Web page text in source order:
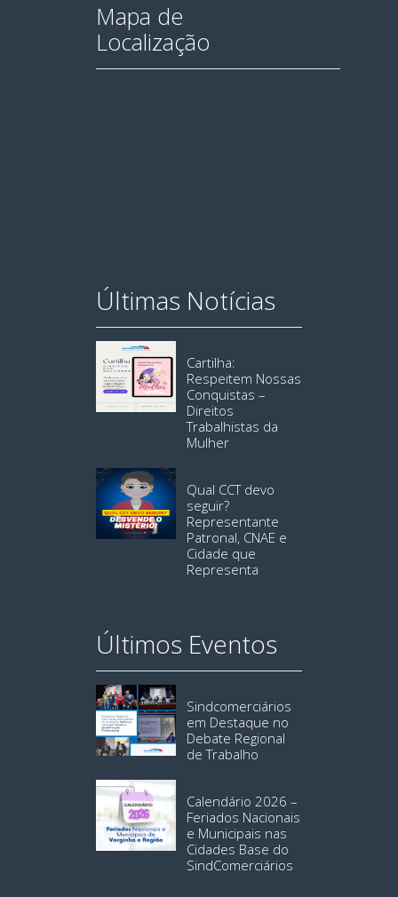
Mapa de
Localização
Últimas Notícias
Cartilha:
Respeitem Nossas
Conquistas –
Direitos
Trabalhistas da
Mulher
Qual CCT devo
seguir?
Representante
Patronal, CNAE e
Cidade que
Representa
Últimos Eventos
Sindcomerciários
em Destaque no
Debate Regional
de Trabalho
Calendário 2026 –
Feriados Nacionais
e Municipais nas
Cidades Base do
SindComerciários